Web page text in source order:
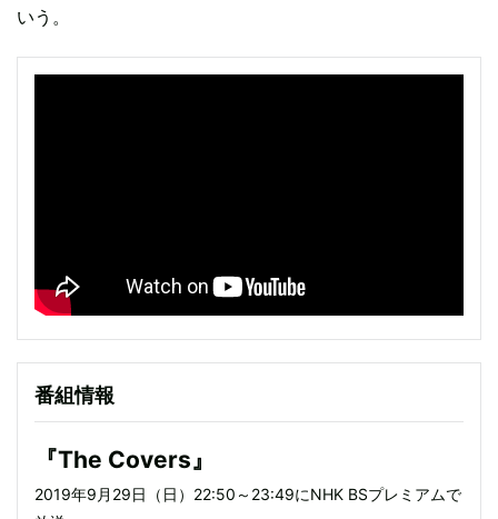
いう。
番組情報
『The Covers』
2019年9月29日（日）22:50～23:49にNHK BSプレミアムで